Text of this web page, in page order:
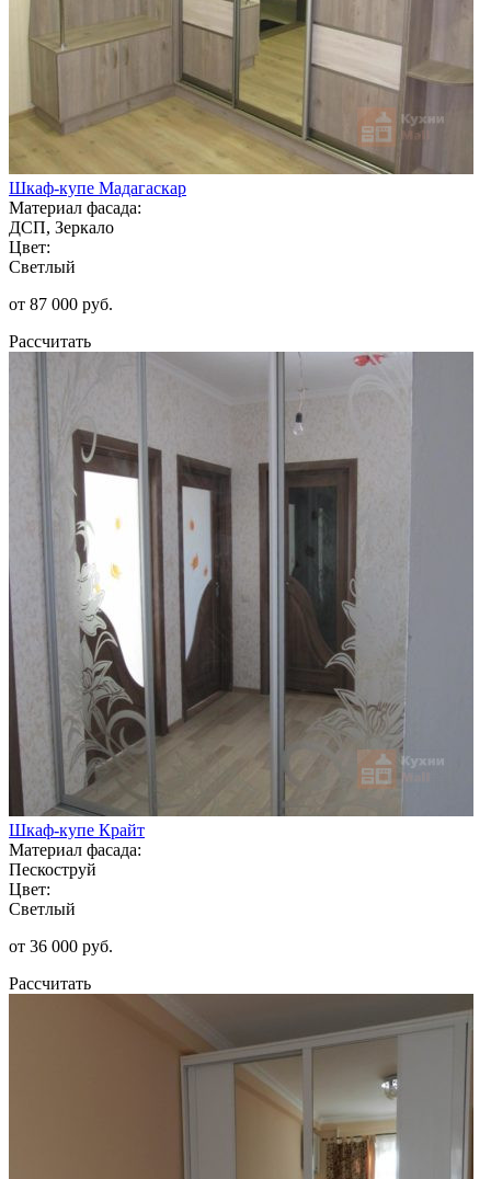
Шкаф-купе Мадагаскар
Материал фасада:
ДСП, Зеркало
Цвет:
Светлый
от 87 000 руб.
Рассчитать
Шкаф-купе Крайт
Материал фасада:
Пескоструй
Цвет:
Светлый
от 36 000 руб.
Рассчитать